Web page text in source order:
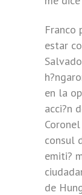
Franco
estar
en la
acci?n
consul
emiti?
de